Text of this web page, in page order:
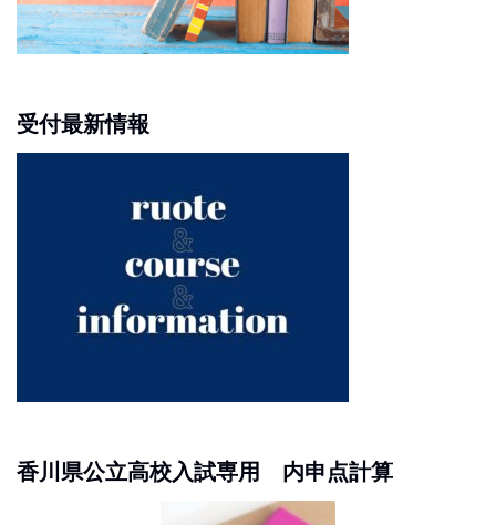
受付最新情報
香川県公立高校入試専用 内申点計算